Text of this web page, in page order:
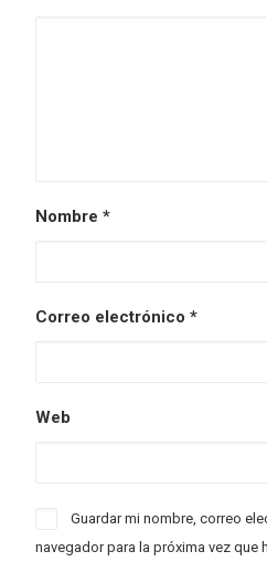
Nombre *
Correo electrónico *
Web
Guardar mi nombre, correo
navegador para la próxima vez que